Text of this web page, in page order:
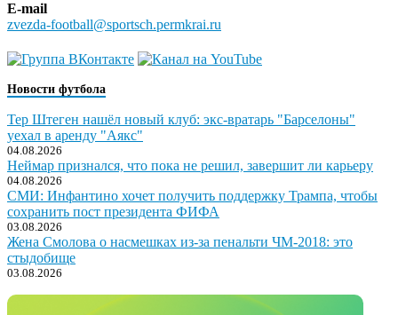
E-mail
zvezda-football@sportsch.permkrai.ru
Новости футбола
Тер Штеген нашёл новый клуб: экс-вратарь "Барселоны"
уехал в аренду "Аякс"
04.08.2026
Неймар признался, что пока не решил, завершит ли карьеру
04.08.2026
СМИ: Инфантино хочет получить поддержку Трампа, чтобы
сохранить пост президента ФИФА
03.08.2026
Жена Смолова о насмешках из-за пенальти ЧМ-2018: это
стыдобище
03.08.2026